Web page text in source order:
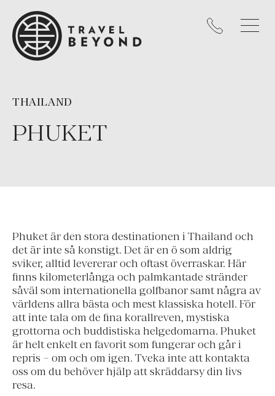
PHUKET
THAILAND
Phuket är den stora destinationen i Thailand och
det är inte så konstigt. Det är en ö som aldrig
sviker, alltid levererar och oftast överraskar. Här
finns kilometerlånga och palmkantade stränder
såväl som internationella golfbanor samt några av
världens allra bästa och mest klassiska hotell. För
att inte tala om de fina korallreven, mystiska
grottorna och buddistiska helgedomarna. Phuket
är helt enkelt en favorit som fungerar och går i
repris – om och om igen. Tveka inte att kontakta
oss om du behöver hjälp att skräddarsy din livs
resa.